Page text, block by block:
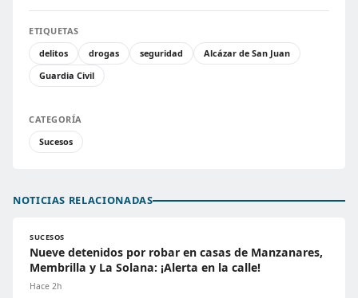
ETIQUETAS
delitos
drogas seguridad
Alcázar de San Juan
Guardia Civil
CATEGORÍA
Sucesos
NOTICIAS RELACIONADAS
SUCESOS
Nueve detenidos por robar en casas de Manzanares,
Membrilla y La Solana: ¡Alerta en la calle!
Hace 2h